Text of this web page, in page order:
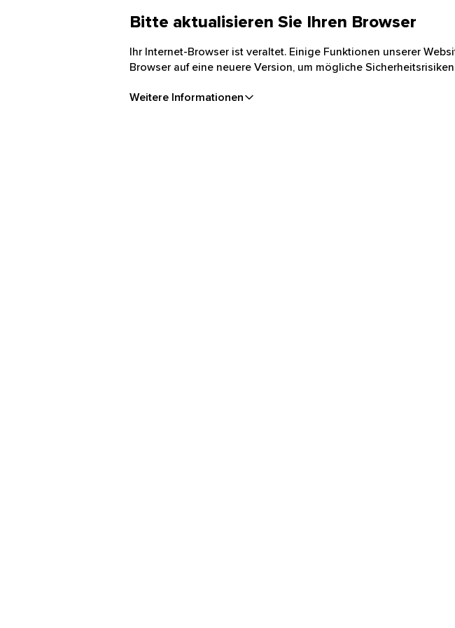
Bitte aktualisieren Sie Ihren Browser
Ihr Internet-Browser ist veraltet. Einige Funktionen unserer
Browser auf eine neuere Version, um mögliche
Weitere Informationen